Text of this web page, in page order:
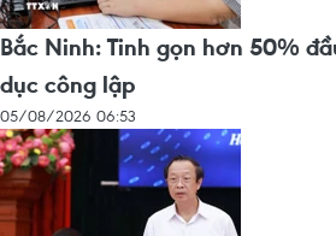
Bắc Ninh: Tinh gọn hơn 50%
dục công lập
05/08/2026 06:53